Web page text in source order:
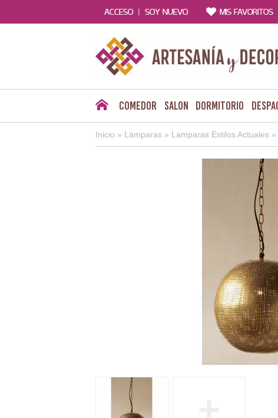
ACCESO | SOY NUEVO MIS FAVORITOS
Comedor Salon Dormitorio
Inicio » Lámparas » Lamparas Estilos Actuales »